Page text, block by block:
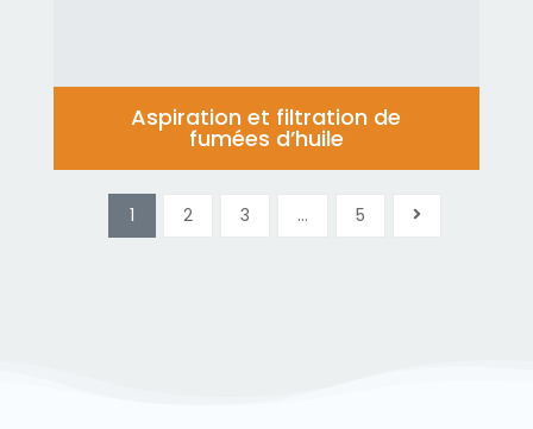
Aspiration et filtration de
fumées d’huile
1 2 3 … 5